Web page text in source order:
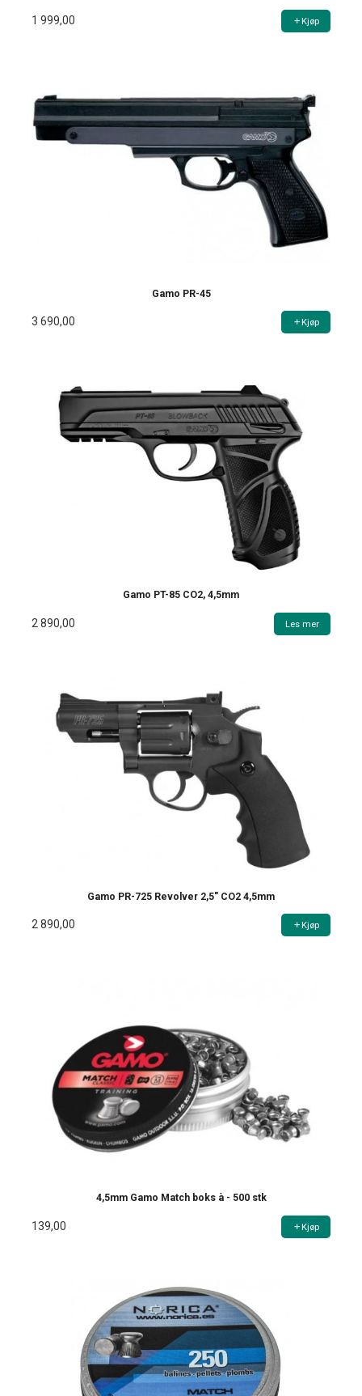
1 999,00 Kjøp
Gamo PR-45
3 690,00 Kjøp
Gamo PT-85 CO2, 4,5mm
2 890,00 Les mer
Gamo PR-725 Revolver 2,5" CO2 4,5mm
2 890,00 Kjøp
4,5mm Gamo Match boks à - 500 stk
139,00 Kjøp